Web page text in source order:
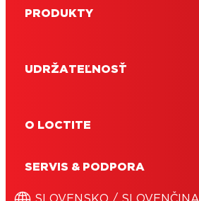
LOCTITE Super Bond
PRODUKTY
UDRŽATEĽNOSŤ
O LOCTITE
SERVIS & PODPORA